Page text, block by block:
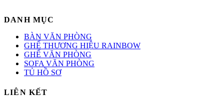
DANH MỤC
BÀN VĂN PHÒNG
GHẾ THƯƠNG HIỆU RAINBOW
GHẾ VĂN PHÒNG
SOFA VĂN PHÒNG
TỦ HỒ SƠ
LIÊN KẾT